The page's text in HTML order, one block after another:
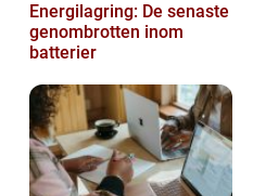
Energilagring: De senaste
genombrotten inom
batterier